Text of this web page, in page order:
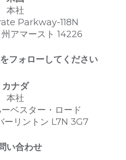
本社
Parkway-118N
アマースト 14226
フォローしてください
カナダ
本社
ベスター・ロード
ーリントン L7N 3G7
い合わせ